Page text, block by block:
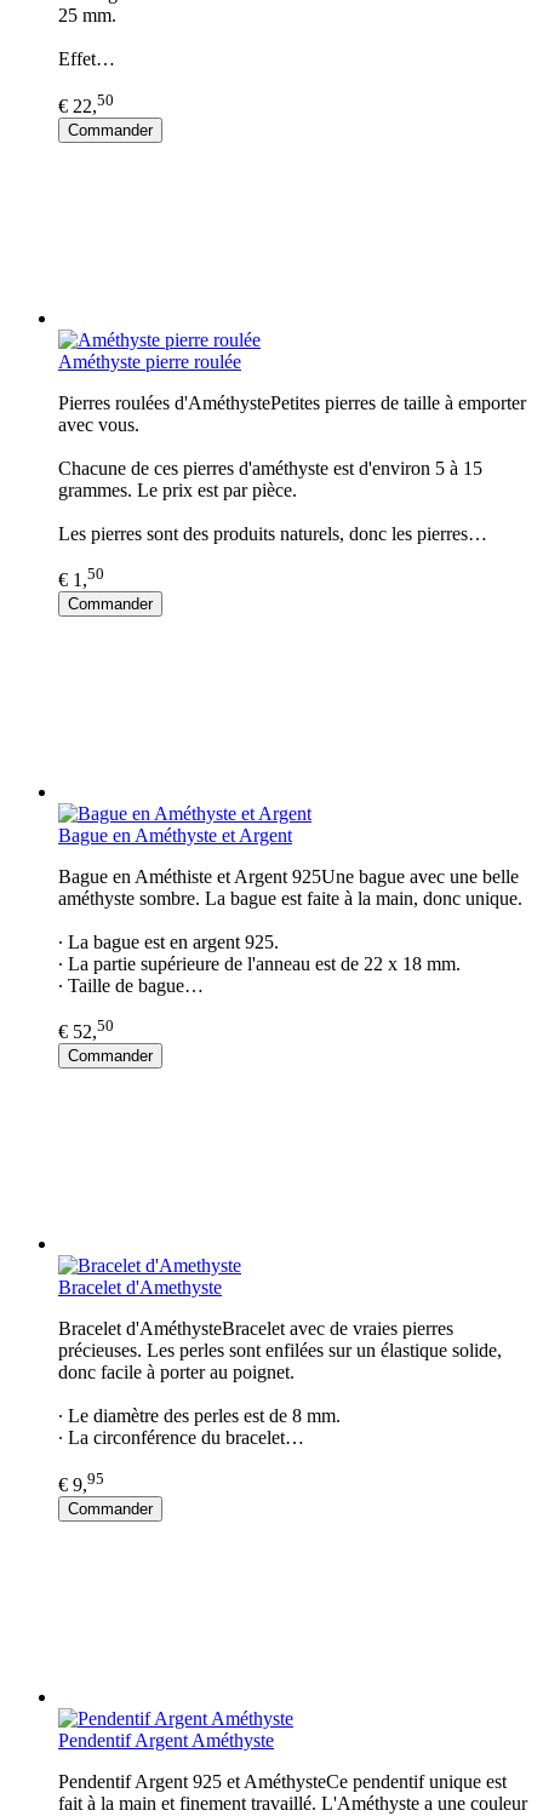
25 mm.
Effet…
€ 22,50
Commander
Améthyste pierre roulée
Pierres roulées d'AméthystePetites pierres de taille à emporter
avec vous.
Chacune de ces pierres d'améthyste est d'environ 5 à 15
grammes. Le prix est par pièce.
Les pierres sont des produits naturels, donc les pierres…
€ 1,50
Commander
Bague en Améthyste et Argent
Bague en Améthiste et Argent 925Une bague avec une belle
améthyste sombre. La bague est faite à la main, donc unique.
∙ La bague est en argent 925.
∙ La partie supérieure de l'anneau est de 22 x 18 mm.
∙ Taille de bague…
€ 52,50
Commander
Bracelet d'Amethyste
Bracelet d'AméthysteBracelet avec de vraies pierres
précieuses. Les perles sont enfilées sur un élastique solide,
donc facile à porter au poignet.
∙ Le diamètre des perles est de 8 mm.
∙ La circonférence du bracelet…
€ 9,95
Commander
Pendentif Argent Améthyste
Pendentif Argent 925 et AméthysteCe pendentif unique est
fait à la main et finement travaillé. L'Améthyste a une couleur